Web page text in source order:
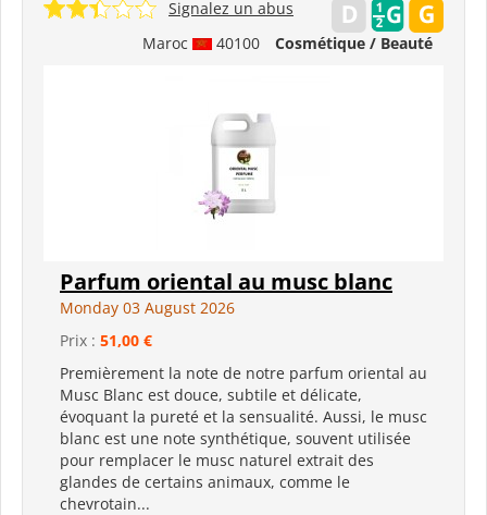
Maroc 40100 Cosmétique / Beauté
Signalez un abus
Parfum oriental au musc blanc
Monday 03 August 2026
Prix : 51,00 €
Premièrement la note de notre parfum oriental au
Musc Blanc est douce, subtile et délicate,
évoquant la pureté et la sensualité. Aussi, le musc
blanc est une note synthétique, souvent utilisée
pour remplacer le musc naturel extrait des
glandes de certains animaux, comme le
chevrotain...